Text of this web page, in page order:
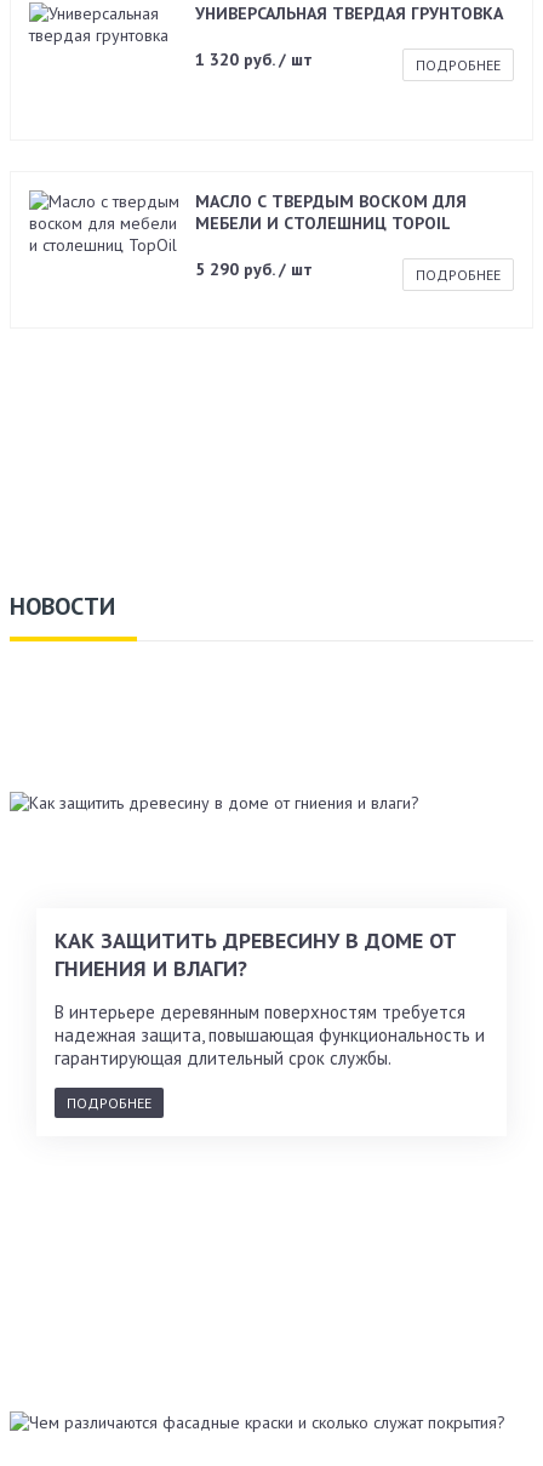
УНИВЕРСАЛЬНАЯ ТВЕРДАЯ ГРУНТОВКА
1 320 руб. / шт ПОДРОБНЕЕ
МАСЛО С ТВЕРДЫМ ВОСКОМ ДЛЯ
МЕБЕЛИ И СТОЛЕШНИЦ TOPOIL
5 290 руб. / шт ПОДРОБНЕЕ
НОВОСТИ
КАК ЗАЩИТИТЬ ДРЕВЕСИНУ В ДОМЕ ОТ
ГНИЕНИЯ И ВЛАГИ?
В интерьере деревянным поверхностям требуется
надежная защита, повышающая функциональность и
гарантирующая длительный срок службы.
ПОДРОБНЕЕ